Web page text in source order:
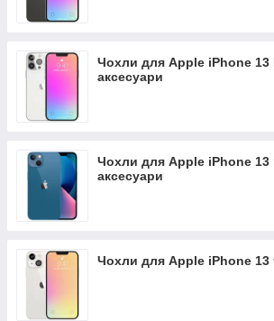
Чохли для Apple iPhone 13
аксесуари
Чохли для Apple iPhone 13
аксесуари
Чохли для Apple iPhone 13